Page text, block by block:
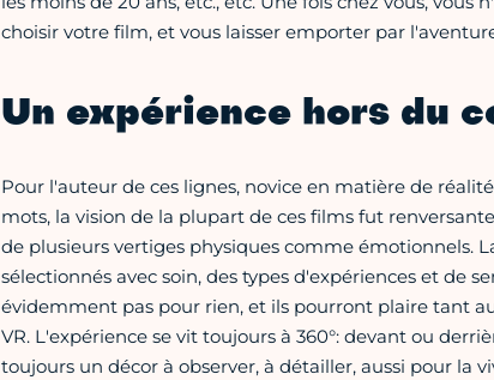
choisir votre film, et vous laisser emporter par
Un expérience hors du
Pour l'auteur de ces lignes, novice en matière de
mots, la vision de la plupart de ces films fut
de plusieurs vertiges physiques comme émotionnels.
sélectionnés avec soin, des types d'expériences et de
évidemment pas pour rien, et ils pourront plaire tant
VR. L'expérience se vit toujours à 360°: devant ou
toujours un décor à observer, à détailler, aussi pour la